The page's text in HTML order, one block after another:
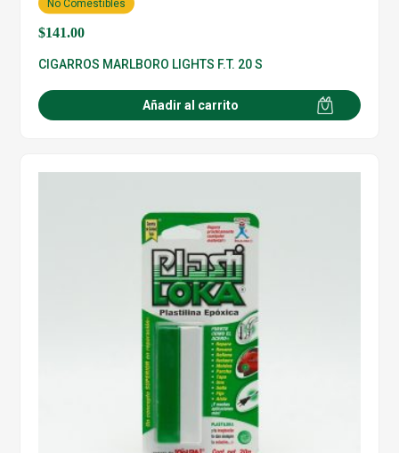
$141.00
No Comestibles
CIGARROS MARLBORO LIGHTS F.T. 20 S
Añadir al carrito